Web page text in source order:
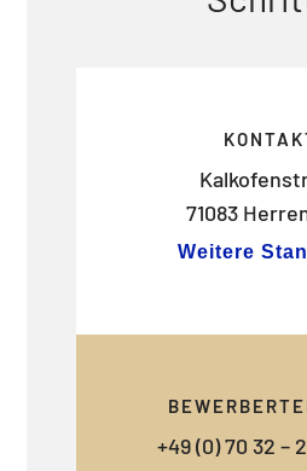
71083
Weitere
+49 (0) 70 32 –